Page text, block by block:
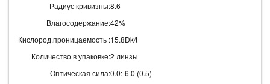
Радиус кривизны:8.6
Влагосодержание:
Кислород.проницаемость :
42%
15.8Dk/t
Количество в упаковке:2 линзы
Оптическая сила:0.0:-6.0 (0.5)